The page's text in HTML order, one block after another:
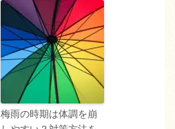
梅雨の時期は体調を崩